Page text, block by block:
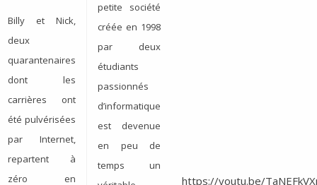
Billy et Nick,
deux
quarantenaires
dont les
carrières ont
été pulvérisées
par Internet,
repartent à
zéro en
petite société
créée en 1998
par deux
étudiants
passionnés
d’informatique
est devenue
en peu de
temps un
https://youtu.be/